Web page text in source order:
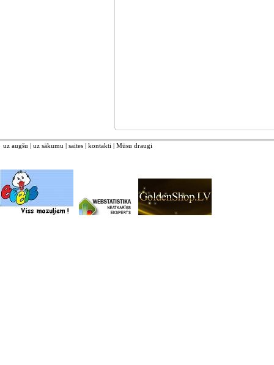
uz augšu | uz sākumu | saites | kontakti | Mūsu draugi